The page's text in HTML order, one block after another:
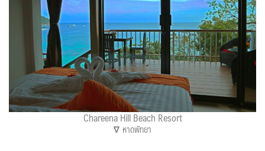
Chareena Hill Beach Resort
∇หาดพัทยา